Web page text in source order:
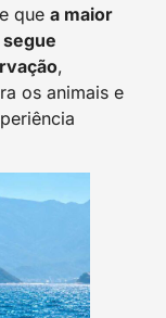
que a maior
,
os animais e